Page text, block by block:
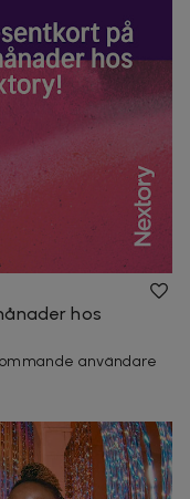
hos
användare